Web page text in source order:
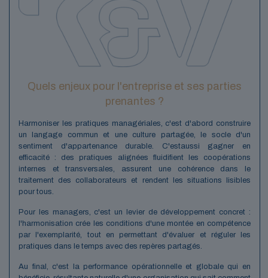
Quels enjeux pour l'entreprise et ses parties
prenantes ?
Harmoniser les pratiques managériales, c'est d'abord construire
un langage commun et une culture partagée, le socle d'un
sentiment d'appartenance durable. C'estaussi gagner en
efficacité : des pratiques alignées fluidifient les coopérations
internes et transversales, assurent une cohérence dans le
traitement des collaborateurs et rendent les situations lisibles
pour tous.
Pour les managers, c'est un levier de développement concret :
l'harmonisation crée les conditions d'une montée en compétence
par l'exemplarité, tout en permettant d'évaluer et réguler les
pratiques dans le temps avec des repères partagés.
Au final, c'est la performance opérationnelle et globale qui en